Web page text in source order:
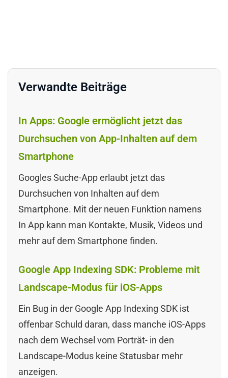
Verwandte Beiträge
In Apps: Google ermöglicht jetzt das
Durchsuchen von App-Inhalten auf dem
Smartphone
Googles Suche-App erlaubt jetzt das
Durchsuchen von Inhalten auf dem
Smartphone. Mit der neuen Funktion namens
In App kann man Kontakte, Musik, Videos und
mehr auf dem Smartphone finden.
Google App Indexing SDK: Probleme mit
Landscape-Modus für iOS-Apps
Ein Bug in der Google App Indexing SDK ist
offenbar Schuld daran, dass manche iOS-Apps
nach dem Wechsel vom Porträt- in den
Landscape-Modus keine Statusbar mehr
anzeigen.